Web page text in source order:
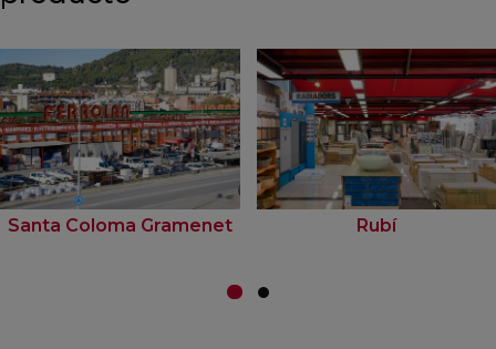
Santa Coloma Gramenet Rubí